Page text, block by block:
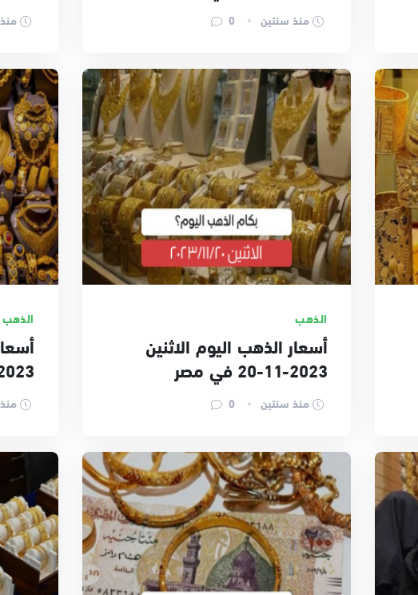
منذ سنتين
الذهب
أسعار الذهب اليوم الاثنين
2023-11-20 في مصر
منذ سنتين
الذهب
2023-11-19 في